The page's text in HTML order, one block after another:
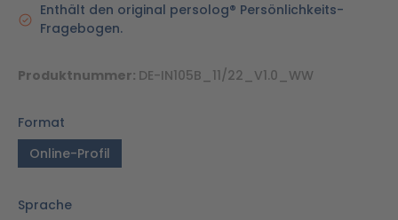
Enthält den original persolog® Persönlichkeits-
Fragebogen.
Produktnummer: DE-IN105B_11/22_V1.0_WW
Format
Online-Profil
Sprache